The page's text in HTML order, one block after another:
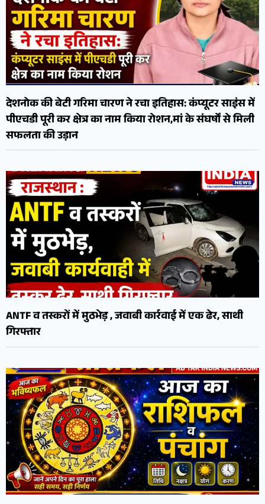
देशनोक की बेटी गरिमा चारण ने रचा इतिहास: कंप्यूटर साइंस में
पीएचडी पूरी कर क्षेत्र का नाम किया रोशन,मां के संघर्षों से मिली
सफलता की उड़ान
ANTF व तस्करों में मुठभेड़ , जवाबी कार्रवाई में एक ढेर, साथी
गिरफ्तार